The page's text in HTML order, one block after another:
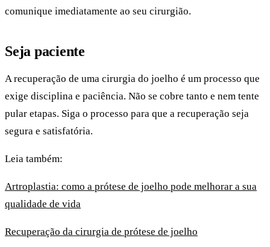
comunique imediatamente ao seu cirurgião.
Seja paciente
A recuperação de uma cirurgia do joelho é um processo que
exige disciplina e paciência. Não se cobre tanto e nem tente
pular etapas. Siga o processo para que a recuperação seja
segura e satisfatória.
Leia também:
Artroplastia: como a prótese de joelho pode melhorar a sua
qualidade de vida
Recuperação da cirurgia de prótese de joelho